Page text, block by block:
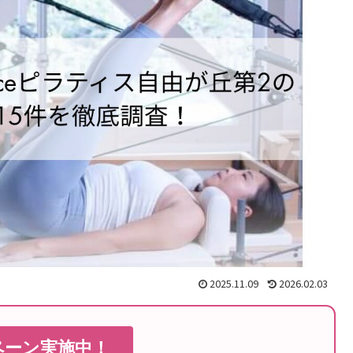
2025.11.09 2026.02.03
ン実施中！